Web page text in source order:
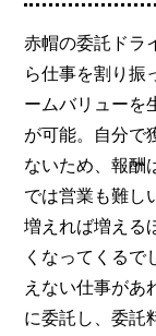
赤帽の委託ドラ
ら仕事を割り振
ームバリューを
が可能。自分で
ないため、報酬
では営業も難し
増えれば増える
くなってくるで
えない仕事があ
に委託し、委託